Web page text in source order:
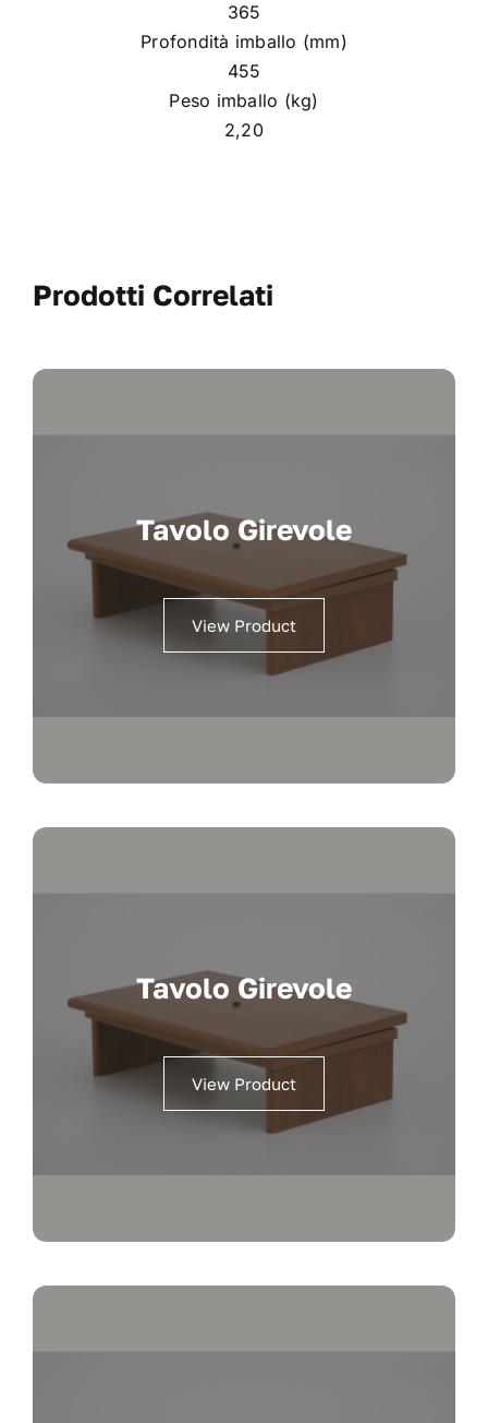
365
Profondità imballo (mm)
455
Peso imballo (kg)
2,20
Prodotti Correlati
Tavolo Girevole
View Product
Tavolo Girevole
View Product